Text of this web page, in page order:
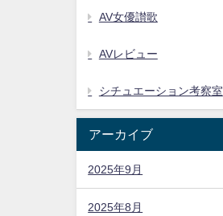
AV女優讃歌
AVレビュー
シチュエーション考察室
アーカイブ
2025年9月
2025年8月